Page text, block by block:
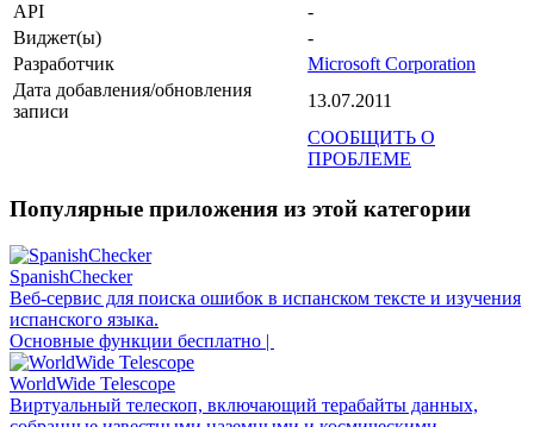
API
-
Виджет(ы)
-
Разработчик
Microsoft Corporation
Дата добавления/обновления
записи
13.07.2011
СООБЩИТЬ О
ПРОБЛЕМЕ
Популярные приложения из этой категории
SpanishChecker
Веб-сервис для поиска ошибок в испанском тексте и изучения
испанского языка.
Основные функции бесплатно |
WorldWide Telescope
Виртуальный телескоп, включающий терабайты данных,